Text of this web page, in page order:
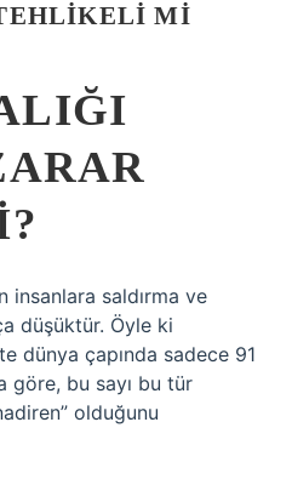
MI
insanlara saldırma ve
düşüktür. Öyle ki
dünya çapında sadece 91
göre, bu sayı bu tür
olduğunu